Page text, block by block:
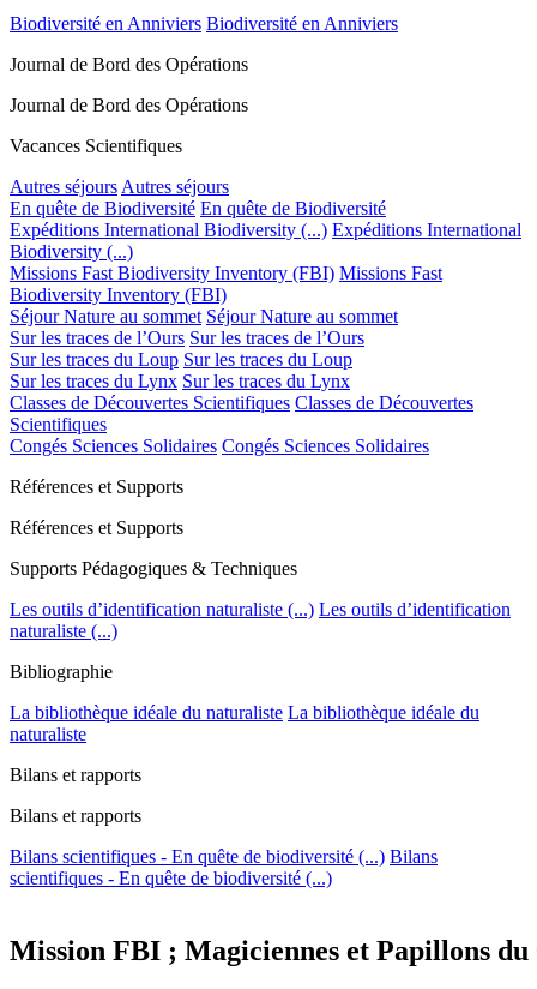
Biodiversité en Anniviers Biodiversité en Anniviers
Journal de Bord des Opérations
Journal de Bord des Opérations
Vacances Scientifiques
Autres séjours Autres séjours
En quête de Biodiversité En quête de Biodiversité
Expéditions International Biodiversity (...) Expéditions International
Biodiversity (...)
Missions Fast Biodiversity Inventory (FBI) Missions Fast
Biodiversity Inventory (FBI)
Séjour Nature au sommet Séjour Nature au sommet
Sur les traces de l’Ours Sur les traces de l’Ours
Sur les traces du Loup Sur les traces du Loup
Sur les traces du Lynx Sur les traces du Lynx
Classes de Découvertes Scientifiques Classes de Découvertes
Scientifiques
Congés Sciences Solidaires Congés Sciences Solidaires
Références et Supports
Références et Supports
Supports Pédagogiques & Techniques
Les outils d’identification naturaliste (...) Les outils d’identification
naturaliste (...)
Bibliographie
La bibliothèque idéale du naturaliste La bibliothèque idéale du
naturaliste
Bilans et rapports
Bilans et rapports
Bilans scientifiques - En quête de biodiversité (...) Bilans
scientifiques - En quête de biodiversité (...)
Mission FBI ; Magiciennes et Papillons du